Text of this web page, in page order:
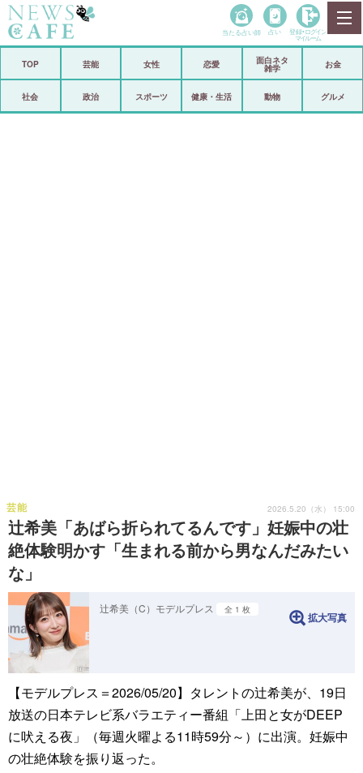
政治
当たる占い師 占い 登録• ログイン
マイルーム
TOP 芸能 女性 恋愛
面白ネタ
雑学
お金
社会 政治 スポーツ 健康・生活 動物 グルメ
辻希美「あばら折られてるんです」妊娠中の壮
絶体験明かす「生まれる前から男なんだみたい
な」
芸能 2026.5.20（水） 15:00
辻希美（C）モデルプレス 全 1 枚
拡大写真
【モデルプレス＝2026/05/20】タレントの辻希美が、19日
放送の日本テレビ系バラエティー番組「上田と女がDEEP
に吠える夜」（毎週火曜よる11時59分～）に出演。妊娠中
の壮絶体験を振り返った。